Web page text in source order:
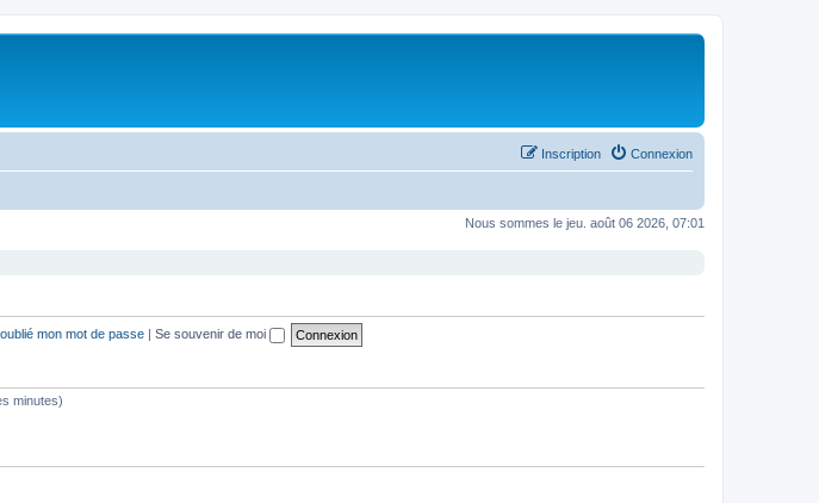
Connexion
Inscription
Nous sommes le jeu. août 06 2026, 07:01
oublié mon mot de passe | Se souvenir de moi
minutes)